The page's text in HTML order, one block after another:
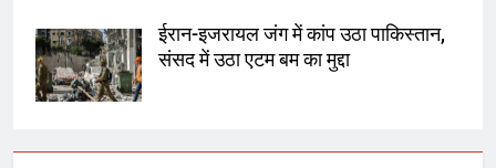
ईरान-इजरायल जंग में कांप उठा पाकिस्तान,
संसद में उठा एटम बम का मुद्दा
स्वरूप रानी नेहरू चिकित्सालय का
नामकरण करने की मांग को लेकर
289 एकड़ भूमि पर विकसित होगा कार्बन-